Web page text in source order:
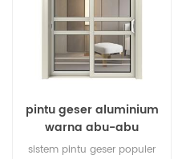
pintu geser aluminium
warna abu-abu
sistem pintu geser populer